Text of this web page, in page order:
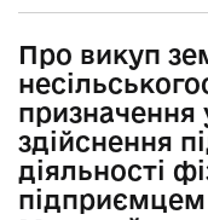
Про викуп
призначення
здійснення
діяльності